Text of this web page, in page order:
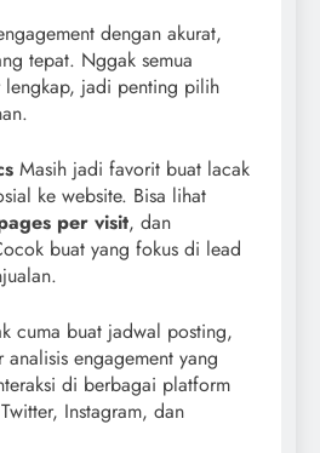
dengan akurat,
tepat. Nggak semua
jadi penting pilih
Masih jadi favorit buat lacak
ke website. Bisa lihat
per visit, dan
buat yang fokus di lead
cuma buat jadwal posting,
engagement yang
di berbagai platform
Instagram, dan